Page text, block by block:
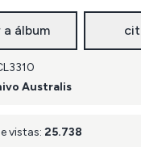
álbum
3310
Australis
vistas: 25.738